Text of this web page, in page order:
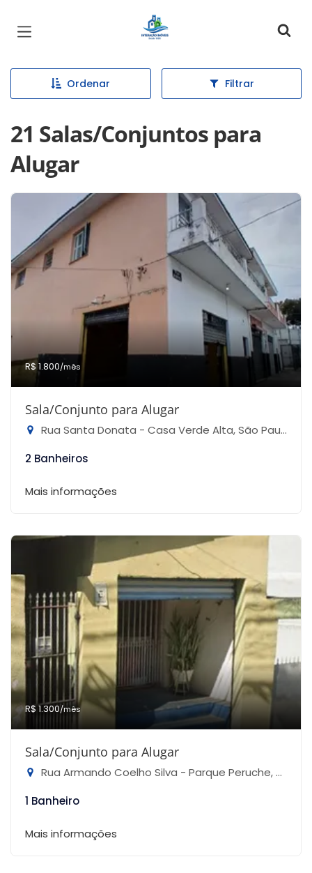
Página inicial
Ordenar Filtrar
21 Salas/Conjuntos para
Alugar
R$ 1.800/mês
Sala/Conjunto para Alugar
Rua Santa Donata - Casa Verde Alta, São Paulo-SP
2 Banheiros
Mais informações
R$ 1.300/mês
Sala/Conjunto para Alugar
Rua Armando Coelho Silva - Parque Peruche, São Paulo-SP
1 Banheiro
Mais informações